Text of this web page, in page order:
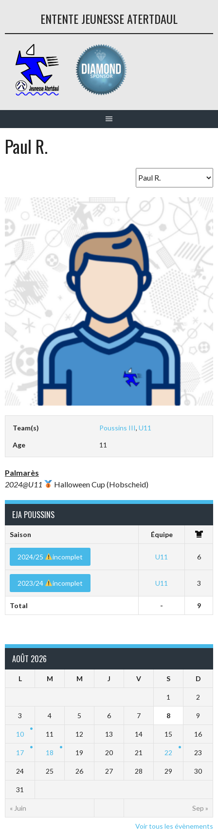
ENTENTE JEUNESSE ATERTDAUL
Paul R.
Team(s) Poussins III,U11
Age 11
Palmarès
2024@U11
Halloween Cup (Hobscheid)
EJA POUSSINS
Saison Équipe
2024/25 incomplet U11 6
2023/24 incomplet U11 3
Total - 9
AOÛT 2026
L M M J V S D
« Juin Sep »
1 2
3 4 5 6 7 8 9
10 11 12 13 14 15 16
17 18 19 20 21 22 23
24 25 26 27 28 29 30
31
Voir tous les évènements